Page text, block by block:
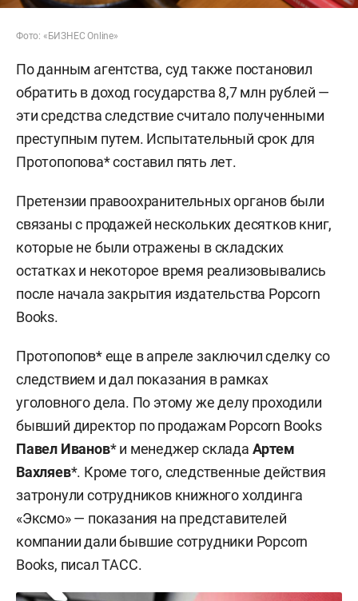
Фото: «БИЗНЕС Online»
По данным агентства, суд также постановил
обратить в доход государства 8,7 млн рублей —
эти средства следствие считало полученными
преступным путем. Испытательный срок для
Протопопова* составил пять лет.
Претензии правоохранительных органов были
связаны с продажей нескольких десятков книг,
которые не были отражены в складских
остатках и некоторое время реализовывались
после начала закрытия издательства Popcorn
Books.
Протопопов* еще в апреле заключил сделку со
следствием и дал показания в рамках
уголовного дела. По этому же делу проходили
бывший директор по продажам Popcorn Books
Павел Иванов* и менеджер склада Артем
Вахляев*. Кроме того, следственные действия
затронули сотрудников книжного холдинга
«Эксмо» — показания на представителей
компании дали бывшие сотрудники Popcorn
Books, писал ТАСС.